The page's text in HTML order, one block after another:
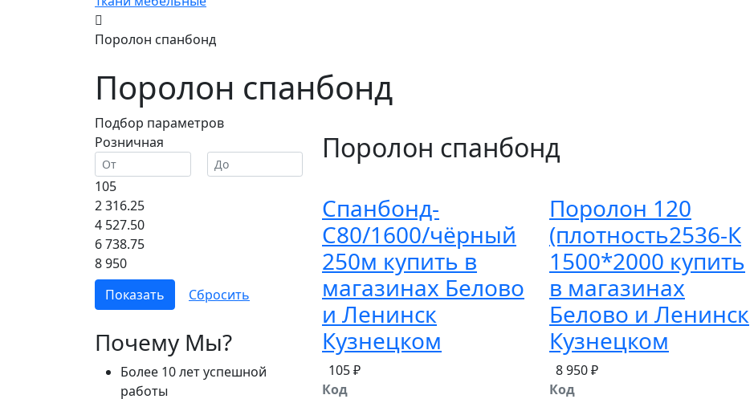
Поролон спанбонд
Поролон спанбонд
Подбор параметров
Розничная
105
2 316.25
4 527.50
6 738.75
8 950
Почему Мы?
Более 10 лет успешной
работы
Поролон спанбонд
Спанбонд-
С80/1600/чёрный
250м купить в
магазинах Белово
и Ленинск
Кузнецком
105 ₽
Код
Поролон 120
(плотность2536-К
1500*2000 купить
в магазинах
Белово и Ленинск
Кузнецком
8 950 ₽
Код